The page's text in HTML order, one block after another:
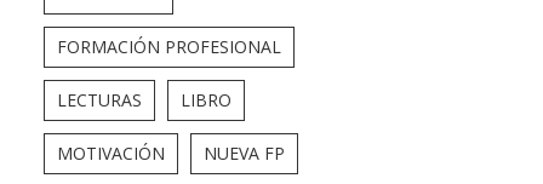
FORMACIÓN PROFESIONAL
LECTURAS LIBRO
MOTIVACIÓN NUEVA FP